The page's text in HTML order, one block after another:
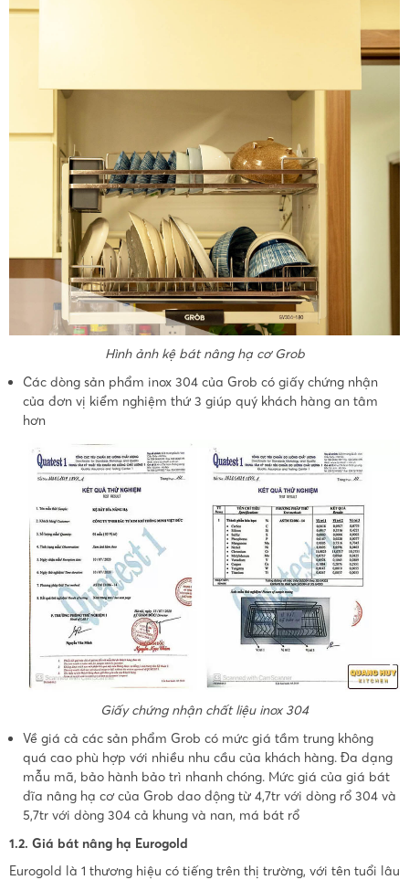
Hình ảnh kệ bát nâng hạ cơ Grob
Các dòng sản phẩm inox 304 của Grob có giấy chứng nhận
của đơn vị kiểm nghiệm thứ 3 giúp quý khách hàng an tâm
hơn
Giấy chứng nhận chất liệu inox 304
Về giá cả các sản phẩm Grob có mức giá tầm trung không
quá cao phù hợp với nhiều nhu cầu của khách hàng. Đa dạng
mẫu mã, bảo hành bảo trì nhanh chóng. Mức giá của giá bát
đĩa nâng hạ cơ của Grob dao động từ 4,7tr với dòng rổ 304 và
5,7tr với dòng 304 cả khung và nan, má bát rổ
1.2. Giá bát nâng hạ Eurogold
Eurogold là 1 thương hiệu có tiếng trên thị trường, với tên tuổi lâu